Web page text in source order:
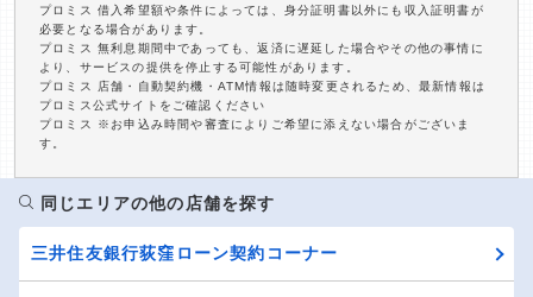
プロミス 借入希望額や条件によっては、身分証明書以外にも収入証明書が
必要となる場合があります。
プロミス 無利息期間中であっても、返済に遅延した場合やその他の事情に
より、サービスの提供を停止する可能性があります。
プロミス 店舗・自動契約機・ATM情報は随時変更されるため、最新情報は
プロミス公式サイトをご確認ください
プロミス ※お申込み時間や審査によりご希望に添えない場合がございま
す。
同じエリアの他の店舗を探す
三井住友銀行荻窪ローン契約コーナー